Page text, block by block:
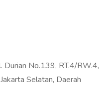
Durian No.139, RT.4/RW.4,
Selatan, Daerah